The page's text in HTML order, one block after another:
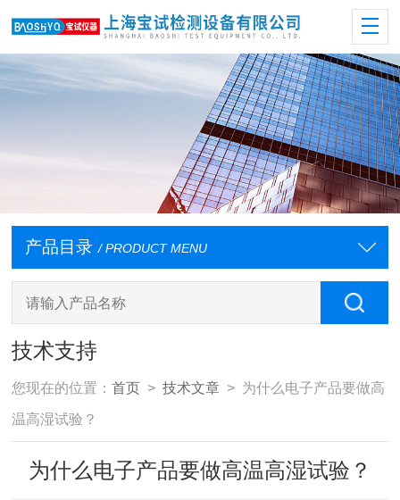
产品目录 / PRODUCT MENU
技术支持
您现在的位置：首页 >技术文章 > 为什么电子产品要做高
温高湿试验？
为什么电子产品要做高温高湿试验？